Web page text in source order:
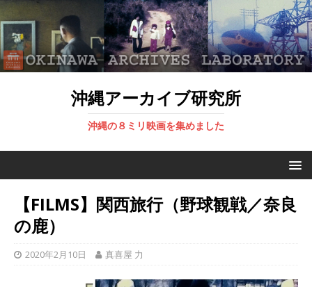
沖縄アーカイブ研究所
沖縄の８ミリ映画を集めました
【FILMS】関西旅行（野球観戦／奈良
の鹿）
2020年2月10日 真喜屋 力